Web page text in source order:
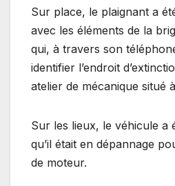
Sur place, le plaignant a
avec les éléments de la
qui, à travers son
identifier l’endroit
atelier de mécanique situé
Sur les lieux, le véhicule a
qu’il était en dépannage
de moteur.